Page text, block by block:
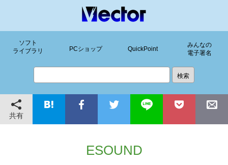
ソフト
ライブラリ
PCショップ QuickPoint
みんなの
電子署名
共有
ESOUND